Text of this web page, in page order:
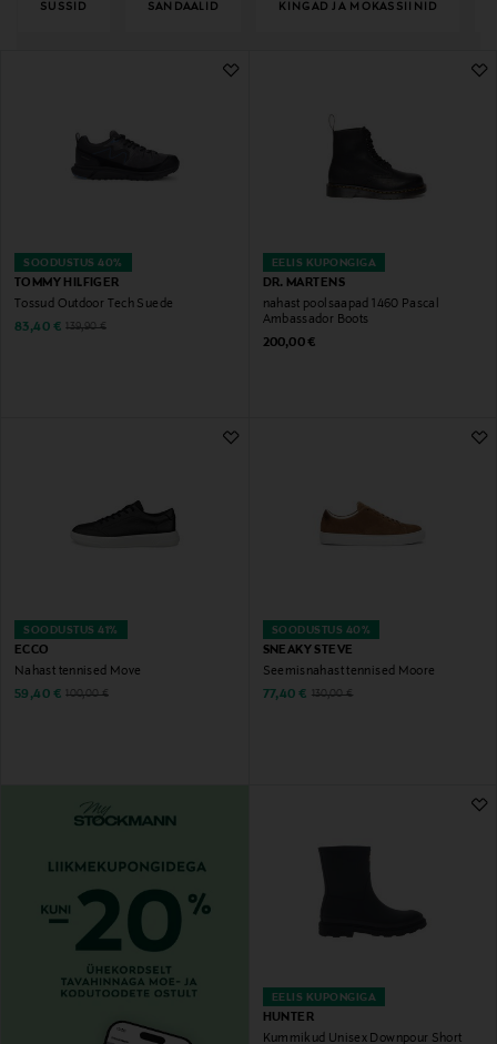
SUSSID SANDAALID KINGAD JA MOKASSIINID
SOODUSTUS 40%
TOMMY HILFIGER
Tossud Outdoor Tech Suede
Discounted Price
83,40 € Original Price
139,90 €
EELIS KUPONGIGA
DR. MARTENS
nahast poolsaapad 1460 Pascal
Ambassador Boots
Original Price
200,00 €
SOODUSTUS 41%
ECCO
Nahast tennised Move
Discounted Price
59,40 € Original Price
100,00 €
SOODUSTUS 40%
SNEAKY STEVE
Seemisnahast tennised Moore
Discounted Price
77,40 € Original Price
130,00 €
EELIS KUPONGIGA
HUNTER
Kummikud Unisex Downpour Short